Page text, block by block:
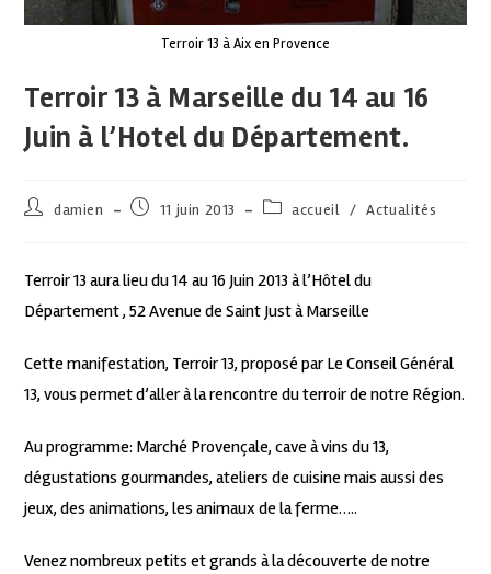
Terroir 13 à Aix en Provence
Terroir 13 à Marseille du 14 au 16
Juin à l’Hotel du Département.
damien 11 juin 2013 accueil / Actualités
Terroir 13 aura lieu du 14 au 16 Juin 2013 à l’Hôtel du
Département , 52 Avenue de Saint Just à Marseille
Cette manifestation, Terroir 13, proposé par Le Conseil Général
13, vous permet d’aller à la rencontre du terroir de notre Région.
Au programme: Marché Provençale, cave à vins du 13,
dégustations gourmandes, ateliers de cuisine mais aussi des
jeux, des animations, les animaux de la ferme…..
Venez nombreux petits et grands à la découverte de notre